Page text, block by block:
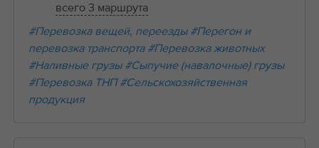
всего 3 маршрута
#Перевозка вещей, переезды #Перегон и
перевозка транспорта #Перевозка животных
#Наливные грузы #Сыпучие (навалочные) грузы
#Перевозка ТНП #Сельскохозяйственная
продукция